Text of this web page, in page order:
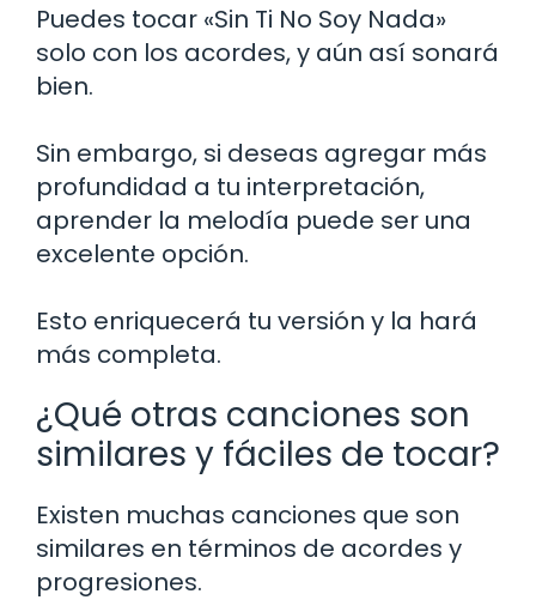
Puedes tocar «Sin Ti No Soy Nada»
solo con los acordes, y aún así sonará
bien.
Sin embargo, si deseas agregar más
profundidad a tu interpretación,
aprender la melodía puede ser una
excelente opción.
Esto enriquecerá tu versión y la hará
más completa.
¿Qué otras canciones son
similares y fáciles de tocar?
Existen muchas canciones que son
similares en términos de acordes y
progresiones.